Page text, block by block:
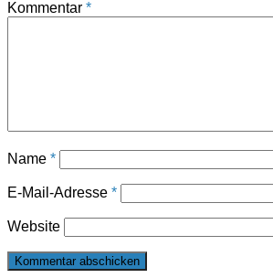
Kommentar *
Name *
E-Mail-Adresse *
Website